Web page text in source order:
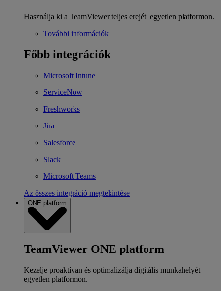
Használja ki a TeamViewer teljes erejét, egyetlen platformon.
További információk
Főbb integrációk
Microsoft Intune
ServiceNow
Freshworks
Jira
Salesforce
Slack
Microsoft Teams
Az összes integráció megtekintése
ONE platform
TeamViewer ONE platform
Kezelje proaktívan és optimalizálja digitális munkahelyét
egyetlen platformon.